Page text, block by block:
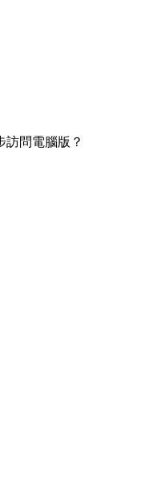
訪問電腦版？